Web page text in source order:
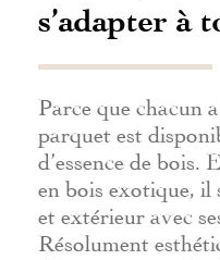
s’adapter à
Parce que chacun a
parquet est
d’essence de bois.
en bois exotique, il
et extérieur avec
Résolument